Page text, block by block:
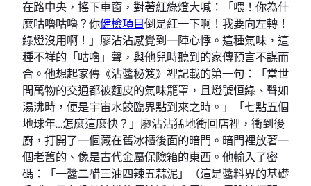
在路中央，搖下車窗，對著紅綠燈大喊：「喂！你為什
麼咕嚕咕嚕？你健檢項目倒是紅一下啊！我要向左轉！
綠燈沒用啊！」廖沾沾感覺到一陣心悸。這種氣味，這
種不祥的「咕嚕」聲，與他兒時聽到的家傳預言不謀而
合。他想起家傳《沾醬秘笈》裡記載的第一句：「當世
間萬物的交通都被麵皮的氣味籠罩，且燈號恒綠、聲如
湯沸時，便是宇宙水餃臨界點到來之時。」「七點五個
地球年…怎麼這麼快？」廖沾沾猛地衝回店裡，衝到後
廚，打開了一個藏在舊冰櫃後面的暗門。暗門裡放著一
個老舊的、像是古代金屬保險箱的東西。他輸入了密
碼：「一醬二醋三油四辣五蒜泥」（這是醬料界的基礎